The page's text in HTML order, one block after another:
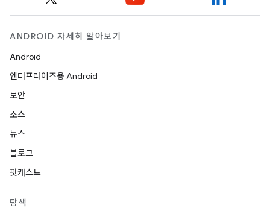
ANDROID 자세히 알아보기
Android
엔터프라이즈용 Android
보안
소스
뉴스
블로그
팟캐스트
탐색